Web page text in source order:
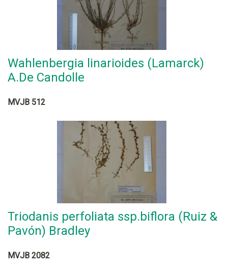
Wahlenbergia linarioides (Lamarck)
A.De Candolle
MVJB 512
Triodanis perfoliata ssp.biflora (Ruiz &
Pavón) Bradley
MVJB 2082